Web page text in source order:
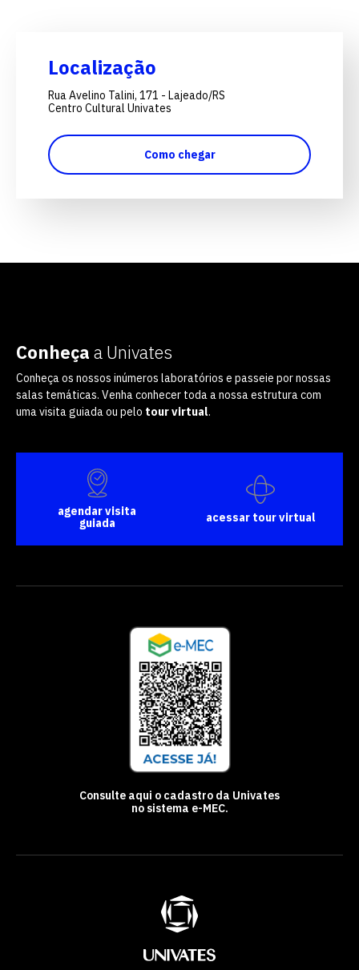
Localização
Rua Avelino Talini, 171 - Lajeado/RS
Centro Cultural Univates
Como chegar
Conheça a Univates
Conheça os nossos inúmeros laboratórios e passeie por nossas
salas temáticas. Venha conhecer toda a nossa estrutura com
uma visita guiada ou pelo tour virtual.
agendar visita
guiada
acessar tour virtual
Consulte aqui o cadastro da Univates
no sistema e-MEC.